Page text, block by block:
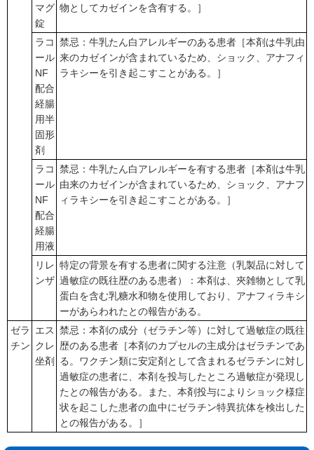
マグ
錠
物としてカゼインを含有する。］
ラコ
ール
NF
配合
経腸
用半
固形
剤
禁忌：牛乳たん白アレルギーのある患者［本剤は牛乳由
来のカゼインが含まれているため、ショック、アナフィ
ラキシーを引き起こすことがある。］
ラコ
ール
NF
配合
経腸
用液
禁忌：牛乳たん白アレルギーを有する患者［本剤は牛乳
由来のカゼインが含まれているため、ショック、アナフ
ィラキシーを引き起こすことがある。］
リレ
ンザ
特定の背景を有する患者に関する注意（乳製品に対して
過敏症の既往歴のある患者）：本剤は、夾雑物として乳
蛋白を含む乳糖水和物を使用しており、アナフィラキシ
ーがあらわれたとの報告がある。
ゼラ
チン
エス
クレ
坐剤
禁忌：本剤の成分（ゼラチン等）に対して過敏症の既往
歴のある患者［本剤のカプセルの主成分はゼラチンであ
る。ワクチン類に安定剤として含まれるゼラチンに対し
過敏症の患者に、本剤を投与したところ過敏症が発現し
たとの報告がある。また、本剤投与によりショック様症
状を起こした患者の血中にゼラチン特異抗体を検出した
との報告がある。］